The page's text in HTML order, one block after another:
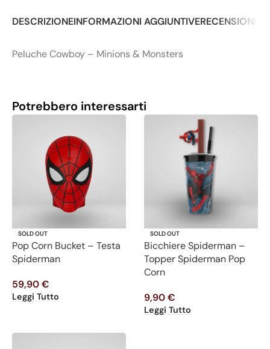
DESCRIZIONEINFORMAZIONI AGGIUNTIVERECENSIONI
Peluche Cowboy – Minions & Monsters
Potrebbero interessarti
SOLD OUT
Pop Corn Bucket – Testa
Spiderman
59,90€
Leggi Tutto
SOLD OUT
Bicchiere Spiderman –
Topper Spiderman Pop
Corn
9,90€
Leggi Tutto